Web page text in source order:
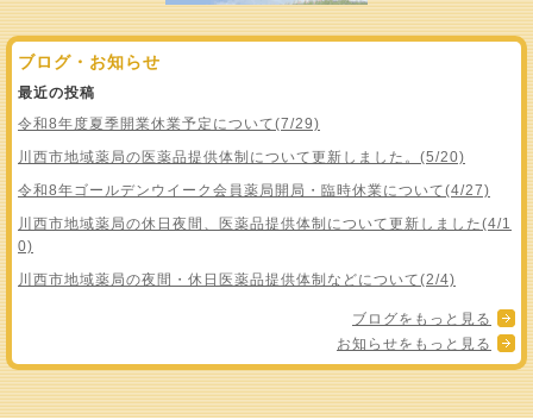
ブログ・お知らせ
最近の投稿
令和8年度夏季開業休業予定について(7/29)
川西市地域薬局の医薬品提供体制について更新しました。(5/20)
令和8年ゴールデンウイーク会員薬局開局・臨時休業について(4/27)
川西市地域薬局の休日夜間、医薬品提供体制について更新しました(4/1
0)
川西市地域薬局の夜間・休日医薬品提供体制などについて(2/4)
ブログをもっと見る
お知らせをもっと見る